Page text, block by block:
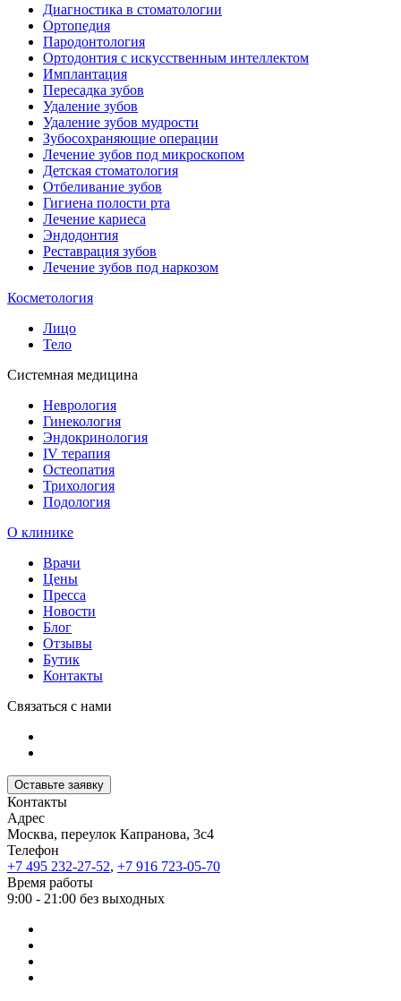
Диагностика в стоматологии
Ортопедия
Пародонтология
Ортодонтия с искусственным интеллектом
Имплантация
Пересадка зубов
Удаление зубов
Удаление зубов мудрости
Зубосохраняющие операции
Лечение зубов под микроскопом
Детская стоматология
Отбеливание зубов
Гигиена полости рта
Лечение кариеса
Эндодонтия
Реставрация зубов
Лечение зубов под наркозом
Косметология
Лицо
Тело
Системная медицина
Неврология
Гинекология
Эндокринология
IV терапия
Остеопатия
Трихология
Подология
О клинике
Врачи
Цены
Пресса
Новости
Блог
Отзывы
Бутик
Контакты
Связаться с нами
Оставьте заявку
Контакты
Адрес
Москва, переулок Капранова, 3с4
Телефон
+7 495 232-27-52, +7 916 723-05-70
Время работы
9:00 - 21:00 без выходных